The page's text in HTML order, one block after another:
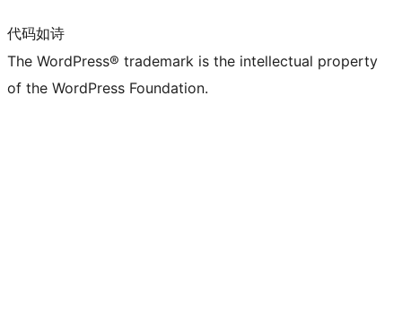
代码如诗
The WordPress® trademark is the intellectual property
of the WordPress Foundation.